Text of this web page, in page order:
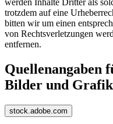
trotzdem auf eine
bitten wir um einen
von Rechtsverletzungen
entfernen.
Quellenangaben
Bilder und
stock.adobe.com